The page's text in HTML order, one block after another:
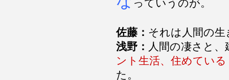
っていうのが。
佐藤： それは人間の
浅野： 人間の凄さと
ント生活、住めている
た。